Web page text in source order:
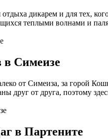
отдыха дикарем и для тех,
теплыми волнами и
в Симеизе
от Симеиза, за горой
друг от друга, поэтому
в Партените